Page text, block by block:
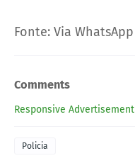
Fonte: Via WhatsApp
Comments
Responsive Advertisement
Policia